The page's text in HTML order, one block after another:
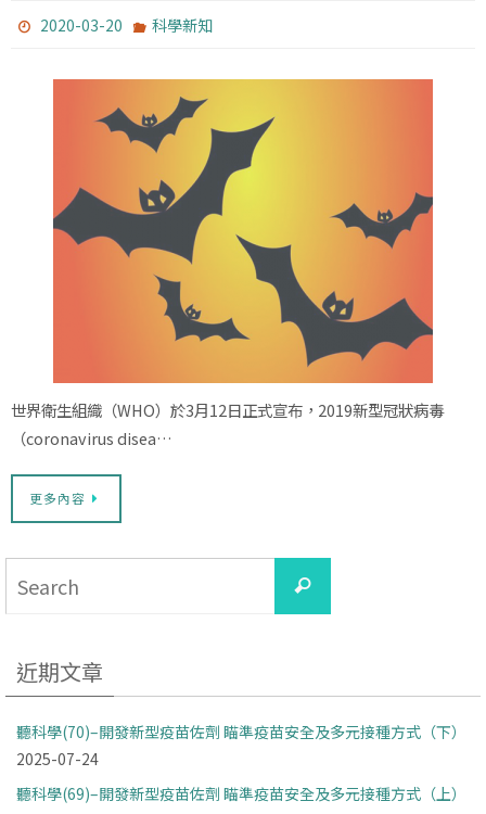
2020-03-20 科學新知
世界衛生組織（WHO）於3月12日正式宣布，2019新型冠狀病毒
（coronavirus disea…
更多內容
Search
近期文章
聽科學(70)–開發新型疫苗佐劑 瞄準疫苗安全及多元接種方式（下）
2025-07-24
聽科學(69)–開發新型疫苗佐劑 瞄準疫苗安全及多元接種方式（上）